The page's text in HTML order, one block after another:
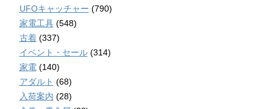
UFOキャッチャー (790)
家電工具(548)
古着(337)
イベント・セール(314)
家電(140)
アダルト (68)
入荷案内 (28)